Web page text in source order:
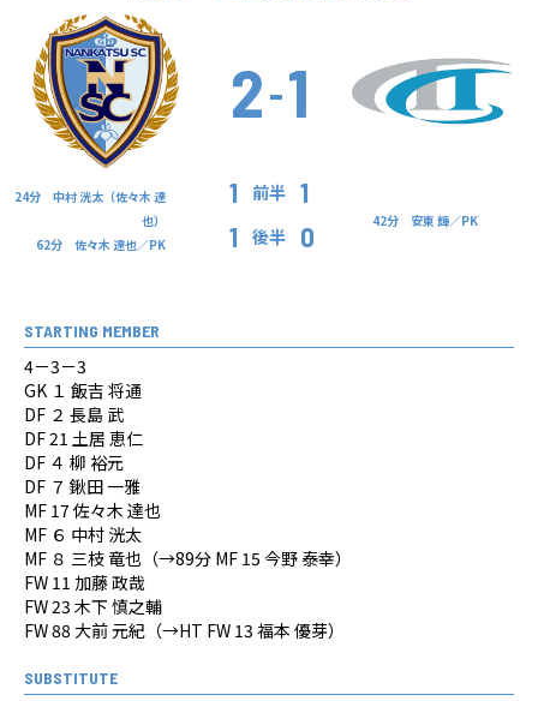
2 1
24分 中村 洸太（佐々木 達
也）
62分 佐々木 達也／PK
1 前半 1
42分 安東 輝／PK
1 後半 0
STARTING MEMBER
4－3－3
GK １ 飯吉 将通
DF ２ 長島 武
DF 21 土居 恵仁
DF ４ 柳 裕元
DF ７ 鍬田 一雅
MF 17 佐々木 達也
MF ６ 中村 洸太
MF ８ 三枝 竜也（→89分 MF 15 今野 泰幸）
FW 11 加藤 政哉
FW 23 木下 慎之輔
FW 88 大前 元紀（→HT FW 13 福本 優芽）
SUBSTITUTE